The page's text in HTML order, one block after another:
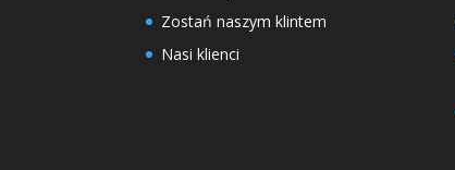
Zostań naszym klintem
Nasi klienci